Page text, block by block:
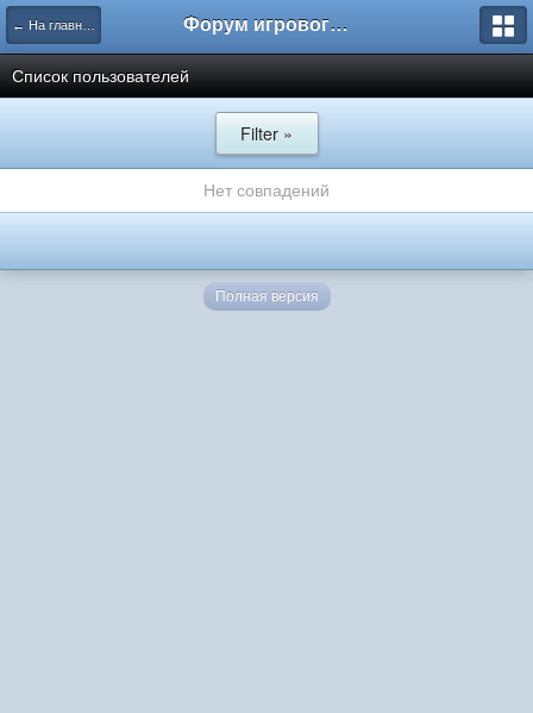
← На главную Форум игрового проекта Riverrise
Список пользователей
Filter »
Нет совпадений
Полная версия